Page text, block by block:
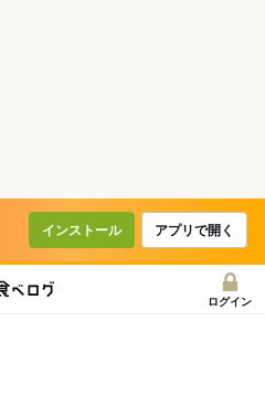
インストール アプリで開く
ログイン